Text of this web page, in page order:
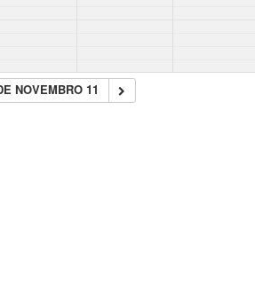
NOVEMBRO 11